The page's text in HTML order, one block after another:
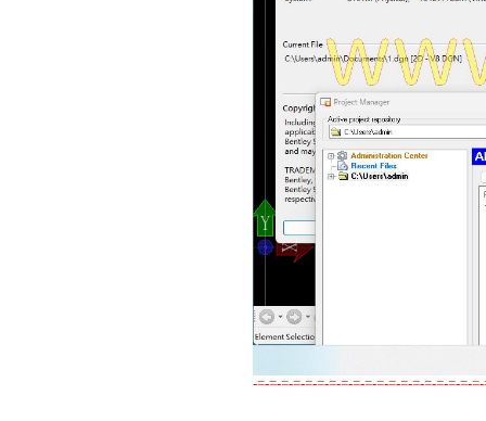
-=-=-=-=-=-=-=-=-=-=-=-=-=-=-=-=-=-=-